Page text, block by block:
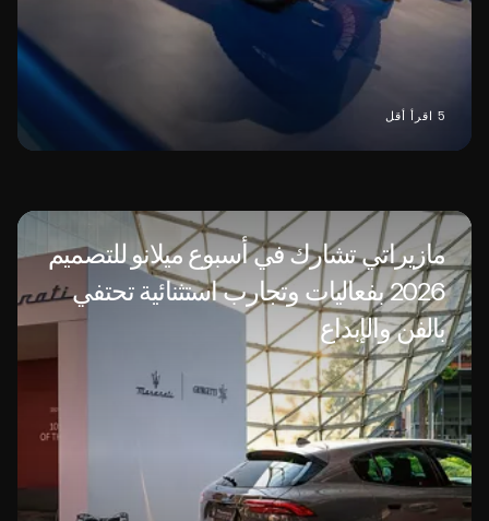
5 اقرأ أقل
مازيراتي تشارك في أسبوع ميلانو للتصميم
2026 بفعاليات وتجارب استثنائية تحتفي
بالفن والإبداع